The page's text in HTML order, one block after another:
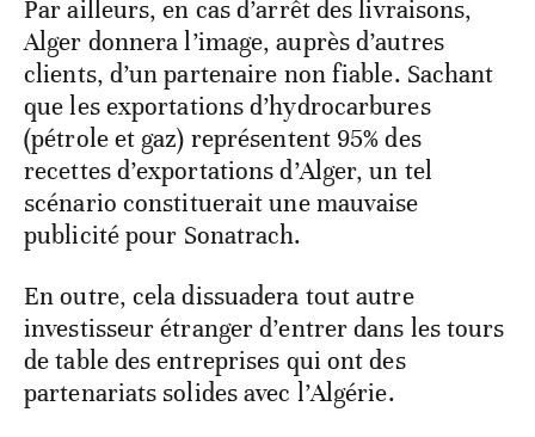
Par ailleurs, en cas d’arrêt des livraisons,
Alger donnera l’image, auprès d’autres
clients, d’un partenaire non fiable. Sachant
que les exportations d’hydrocarbures
(pétrole et gaz) représentent 95% des
recettes d’exportations d’Alger, un tel
scénario constituerait une mauvaise
publicité pour Sonatrach.
En outre, cela dissuadera tout autre
investisseur étranger d’entrer dans les tours
de table des entreprises qui ont des
partenariats solides avec l’Algérie.